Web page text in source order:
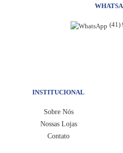
(41)
INSTITUCIONAL
Sobre Nós
Nossas Lojas
Contato